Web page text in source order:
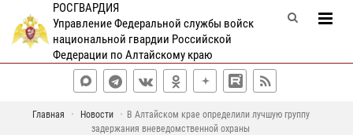
РОСГВАРДИЯ
Управление Федеральной службы войск
национальной гвардии Российской
Федерации по Алтайскому краю
Главная Новости
В Алтайском крае определили лучшую группу
задержания вневедомственной охраны